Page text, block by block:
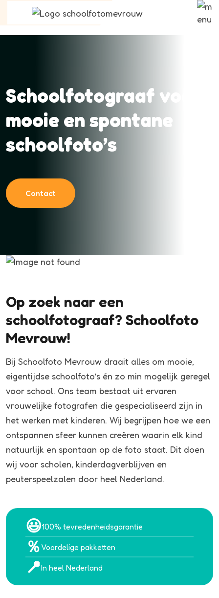
Schoolfotograaf voor
mooie en spontane
schoolfoto’s
Contact
Op zoek naar een
schoolfotograaf? Schoolfoto
Mevrouw!
Bij Schoolfoto Mevrouw draait alles om mooie,
eigentijdse schoolfoto’s én zo min mogelijk geregel
voor school. Ons team bestaat uit ervaren
vrouwelijke fotografen die gespecialiseerd zijn in
het werken met kinderen. Wij begrijpen hoe we een
ontspannen sfeer kunnen creëren waarin elk kind
natuurlijk en spontaan op de foto staat. Dit doen
wij voor scholen, kinderdagverblijven en
peuterspeelzalen door heel Nederland.
😃100% tevredenheidsgarantie
％ Voordelige pakketten
📍In heel Nederland